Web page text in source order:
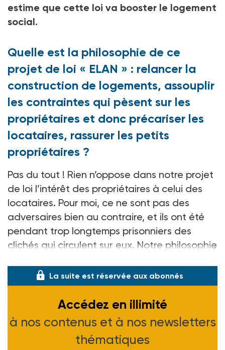
estime que cette loi va booster le logement
social.
Quelle est la philosophie de ce
projet de loi « ELAN » : relancer la
construction de logements, assouplir
les contraintes qui pèsent sur les
propriétaires et donc précariser les
locataires, rassurer les petits
propriétaires ?
Pas du tout ! Rien n’oppose dans notre projet
de loi l’intérêt des propriétaires à celui des
locataires. Pour moi, ce ne sont pas des
adversaires bien au contraire, et ils ont été
pendant trop longtemps prisonniers des
clichés qui circulent sur eux. Notre philosophie
La suite est réservée aux abonnés
Accédez en illimité
à nos contenus et à nos newsletters
thématiques